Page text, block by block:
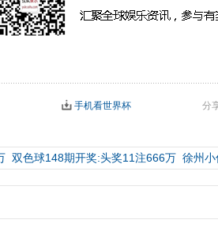
分
手机看世界杯
双色球148期开奖:头奖11注666万 徐州